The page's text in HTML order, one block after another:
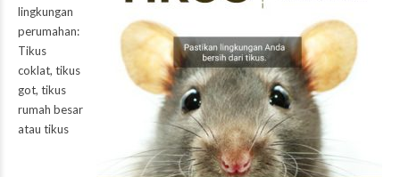
lingkungan
perumahan:
Tikus
coklat, tikus
got, tikus
rumah besar
atau tikus